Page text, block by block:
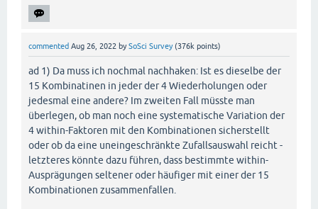
commented Aug 26, 2022 bySoSci Survey (376k points)
ad 1) Da muss ich nochmal nachhaken: Ist es dieselbe der
15 Kombinatinen in jeder der 4 Wiederholungen oder
jedesmal eine andere? Im zweiten Fall müsste man
überlegen, ob man noch eine systematische Variation der
4 within-Faktoren mit den Kombinationen sicherstellt
oder ob da eine uneingeschränkte Zufallsauswahl reicht -
letzteres könnte dazu führen, dass bestimmte within-
Ausprägungen seltener oder häufiger mit einer der 15
Kombinationen zusammenfallen.